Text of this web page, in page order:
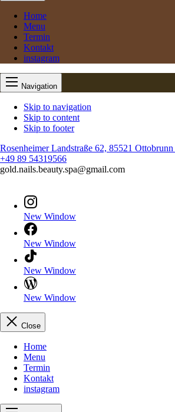
Home
Menu
Termin
Kontakt
instagram
Navigation
Skip to navigation
Skip to content
Skip to footer
Rosenheimer Landstraße 62, 85521 Ottobrunn
+49 89 54319566
gold.nails.beauty.spa@gmail.com
New Window
New Window
New Window
New Window
Close
Home
Menu
Termin
Kontakt
instagram